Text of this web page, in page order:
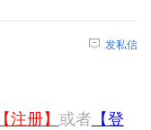
发私信
【注册】 或者 【登